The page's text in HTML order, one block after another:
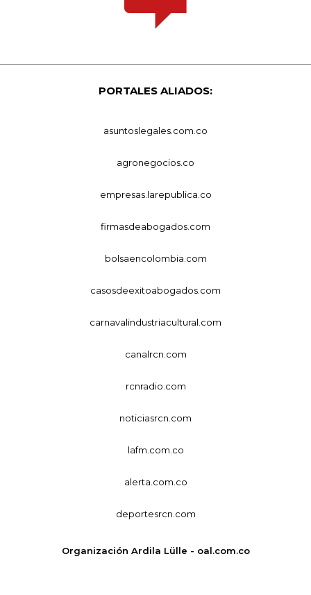
PORTALES ALIADOS:
asuntoslegales.com.co
agronegocios.co
empresas.larepublica.co
firmasdeabogados.com
bolsaencolombia.com
casosdeexitoabogados.com
carnavalindustriacultural.com
canalrcn.com
rcnradio.com
noticiasrcn.com
lafm.com.co
alerta.com.co
deportesrcn.com
Organización Ardila Lülle - oal.com.co